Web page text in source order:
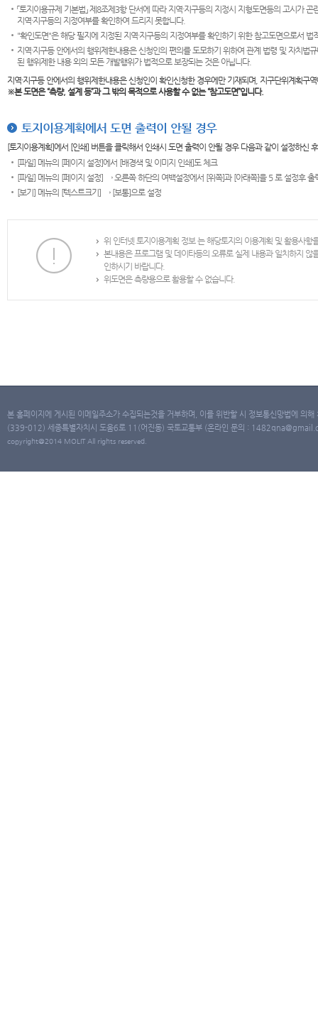
「토지이용규제 기본법」 제8조제3항 단서에 따라 지역·지구등의 지정시 지형도면등의 고시가
지역·지구등의 지정여부를 확인하여 드리지 못합니다.
"확인도면"은 해당 필지에 지정된 지역·지구등의 지정여부를 확인하기 위한 참고도면으로서
지역·지구등 안에서의 행위제한내용은 신청인의 편의를 도모하기 위하여 관계 법령 및 자치
된 행위제한 내용 외의 모든 개발행위가 법적으로 보장되는 것은 아닙니다.
지역·지구등 안에서의 행위제한내용은 신청인이 확인신청한 경우에만 기재되며, 지구단위계획
※본 도면은“측량, 설계 등”과 그 밖의 목적으로 사용할 수 없는 “참고도면”입니다.
토지이용계획에서 도면 출력이 안될 경우
[토지이용계획]에서 [인쇄] 버튼을 클릭해서 인쇄시 도면 출력이 안될 경우 다음과 같이 설정하신
[파일] 메뉴의 [페이지 설정]에서 [배경색 및 이미지 인쇄]도 체크
[파일] 메뉴의 [페이지 설정] → 오른쪽 하단의 여백설정에서 [위쪽]과 [아래쪽]을 5 로 설정후 출
[보기] 메뉴의 [텍스트크기] → [보통]으로 설정
위 인터넷 토지이용계획 정보 는 해당토지의 이용계획 및 활용사
본내용은 프로그램 및 데이타등의 오류로 실제 내용과 일치하지
인하시기 바랍니다.
위도면은 측량용으로 활용할 수 없습니다.
본 홈페이지에 게시된 이메일주소가 수집되는것을 거부하며, 이를 위반할 시 정보통신망법에 의
(339-012) 세종특별자치시 도움6로 11(어진동) 국토교통부 (온라인 문의 :
copyright@2014 MOLIT All rights reserved.